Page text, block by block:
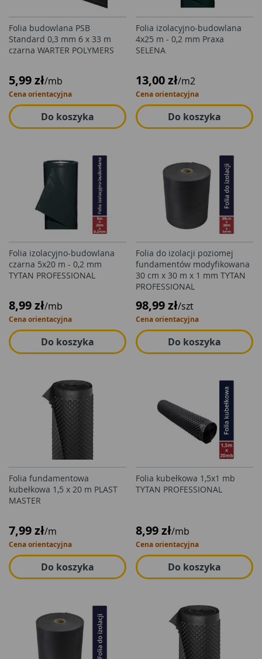
Folia budowlana PSB
Standard 0,3 mm 6 x 33 m
czarna WARTER POLYMERS
5,99 zł/mb
Cena orientacyjna
Do koszyka
Folia izolacyjno-budowlana
4x25 m - 0,2 mm Praxa
SELENA
13,00 zł/m2
Cena orientacyjna
Do koszyka
Folia izolacyjno-budowlana
czarna 5x20 m - 0,2 mm
TYTAN PROFESSIONAL
8,99 zł/mb
Cena orientacyjna
Do koszyka
Folia do izolacji poziomej
fundamentów modyfikowana
30 cm x 30 m x 1 mm TYTAN
PROFESSIONAL
98,99 zł/szt
Cena orientacyjna
Do koszyka
Folia fundamentowa
kubełkowa 1,5 x 20 m PLAST
MASTER
7,99 zł/m
Cena orientacyjna
Do koszyka
Folia kubełkowa 1,5x1 mb
TYTAN PROFESSIONAL
8,99 zł/mb
Cena orientacyjna
Do koszyka